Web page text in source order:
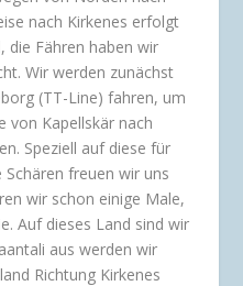
nach Kirkenes erfolgt
die Fähren haben wir
Wir werden zunächst
(TT-Line) fahren, um
von Kapellskär nach
Speziell auf diese für
freuen wir uns
wir schon einige Male,
Auf dieses Land sind wir
aus werden wir
Richtung Kirkenes